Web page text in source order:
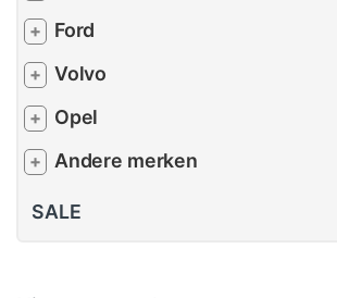
+ Ford
+ Volvo
+ Opel
+ Andere merken
SALE